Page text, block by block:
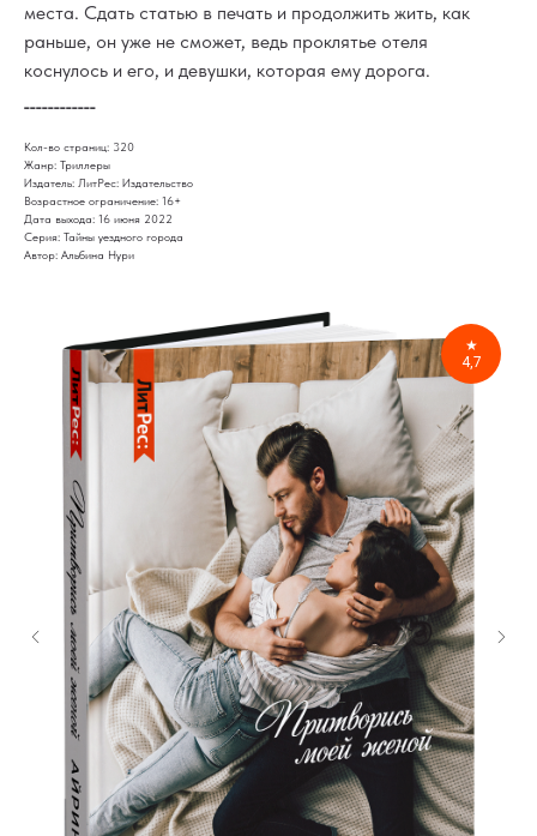
места. Сдать статью в печать и продолжить жить, как
раньше, он уже не сможет, ведь проклятье отеля
коснулось и его, и девушки, которая ему дорога.
Кол-во страниц: 320
Жанр: Триллеры
Издатель: ЛитРес: Издательство
Возрастное ограничение: 16+
Дата выхода: 16 июня 2022
Серия: Тайны уездного города
Автор: Альбина Нури
★
4,7